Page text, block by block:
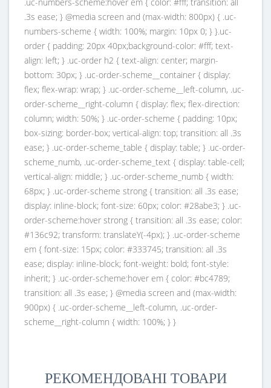
.3s ease; } @media screen and (max-width: 800px) { .uc-
numbers-scheme { width: 100%; margin: 10px 0; } }.uc-
order { padding: 20px 40px;background-color: #fff; text-
align: left; } .uc-order h2 { text-align: center; margin-
bottom: 30px; } .uc-order-scheme__container { display:
flex; flex-wrap: wrap; } .uc-order-scheme__left-column, .uc-
order-scheme__right-column { display: flex; flex-direction:
column; width: 50%; } .uc-order-scheme { padding: 10px;
box-sizing: border-box; vertical-align: top; transition: all .3s
ease; } .uc-order-scheme_table { display: table; } .uc-order-
scheme_numb, .uc-order-scheme_text { display: table-cell;
vertical-align: middle; } .uc-order-scheme_numb { width:
68px; } .uc-order-scheme strong { transition: all .3s ease;
display: inline-block; font-size: 60px; color: #28abe3; } .uc-
order-scheme:hover strong { transition: all .3s ease; color:
#136c92; transform: translateY(-4px); } .uc-order-scheme
em { font-size: 15px; color: #333745; transition: all .3s
ease; display: inline-block; font-weight: bold; font-style:
inherit; } .uc-order-scheme:hover em { color: #bc4789;
transition: all .3s ease; } @media screen and (max-width:
900px) { .uc-order-scheme__left-column, .uc-order-
scheme__right-column { width: 100%; } }
РЕКОМЕНДОВАНІ ТОВАРИ